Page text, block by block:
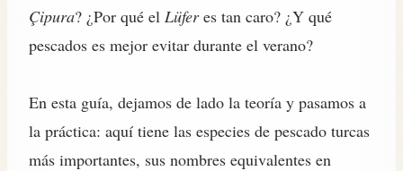
Çipura? ¿Por qué el Lüferes tan caro? ¿Y qué
pescados es mejor evitar durante el verano?
En esta guía, dejamos de lado la teoría y pasamos a
la práctica: aquí tiene las especies de pescado turcas
más importantes, sus nombres equivalentes en